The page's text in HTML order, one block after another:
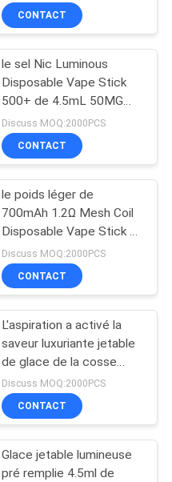
de
34
de
36
CONTACT
le sel Nic Luminous
Disposable Vape Stick
500+ de 4.5mL 50MG
souffle pré rempli
Discuss MOQ:2000PCS
CONTACT
le poids léger de
700mAh 1.2Ω Mesh Coil
Disposable Vape Stick a
mélangé Berry Flavor
Discuss MOQ:2000PCS
CONTACT
L'aspiration a activé la
saveur luxuriante jetable
de glace de la cosse
4.5ml 7000mAh de Vape
Discuss MOQ:2000PCS
CONTACT
Glace jetable lumineuse
pré remplie 4.5ml de